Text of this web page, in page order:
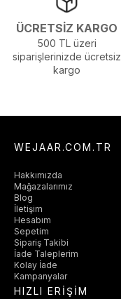
ÜCRETSİZ KARGO
500 TL üzeri
siparişlerinizde ücretsiz
kargo
WEJAAR.COM.TR
Hakkımızda
Mağazalarımız
Blog
İletişim
Hesabım
Sepetim
Sipariş Takibi
İade Taleplerim
Kolay İade
Kampanyalar
HIZLI ERİŞİM